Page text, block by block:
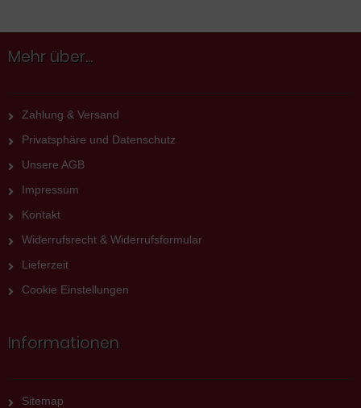
Mehr über...
Zahlung & Versand
Privatsphäre und Datenschutz
Unsere AGB
Impressum
Kontakt
Widerrufsrecht & Widerrufsformular
Lieferzeit
Cookie Einstellungen
Informationen
Sitemap